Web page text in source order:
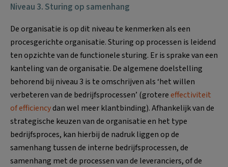
Niveau 3. Sturing op samenhang
De organisatie is op dit niveau te kenmerken als een
procesgerichte organisatie. Sturing op processen is leidend
ten opzichte van de functionele sturing. Er is sprake van een
kanteling van de organisatie. De algemene doelstelling
behorend bij niveau 3 is te omschrijven als ‘het willen
verbeteren van de bedrijfsprocessen’ (grotereeffectiviteit
of efficiencydan wel meer klantbinding). Afhankelijk van de
strategische keuzen van de organisatie en het type
bedrijfsproces, kan hierbij de nadruk liggen op de
samenhang tussen de interne bedrijfsprocessen, de
samenhang met de processen van de leveranciers, of de